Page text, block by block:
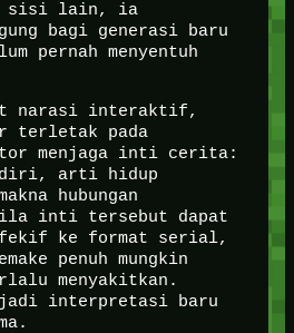
sisi lain, ia
bagi generasi baru
pernah menyentuh
narasi interaktif,
terletak pada
menjaga inti cerita:
arti hidup
hubungan
inti tersebut dapat
ke format serial,
penuh mungkin
menyakitkan.
interpretasi baru